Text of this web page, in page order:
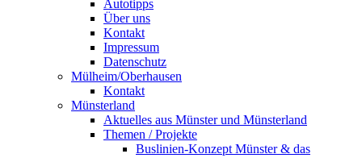
Autotipps
Über uns
Kontakt
Impressum
Datenschutz
Mülheim/Oberhausen
Kontakt
Münsterland
Aktuelles aus Münster und Münsterland
Themen / Projekte
Buslinien-Konzept Münster & das